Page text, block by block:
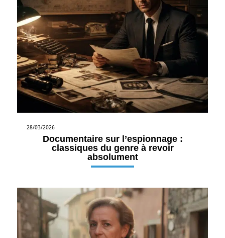
28/03/2026
Documentaire sur l’espionnage :
classiques du genre à revoir
absolument